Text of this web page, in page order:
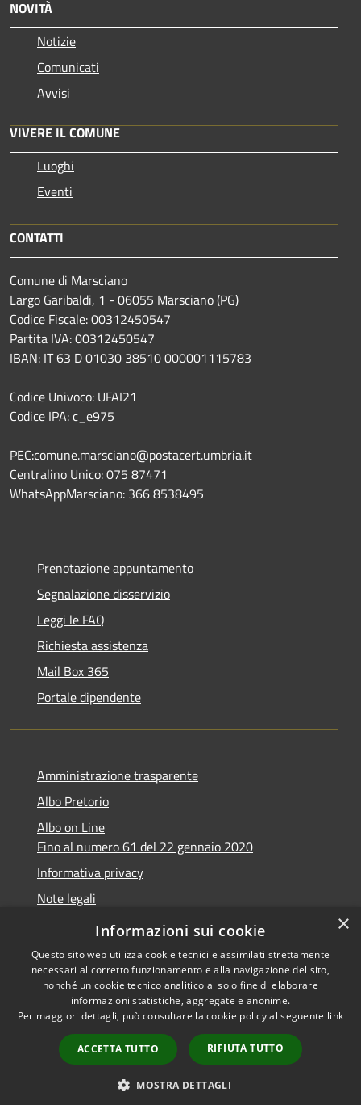
NOVITÀ
Notizie
Comunicati
Avvisi
VIVERE IL COMUNE
Luoghi
Eventi
CONTATTI
Comune di Marsciano
Largo Garibaldi, 1 - 06055 Marsciano (PG)
Codice Fiscale: 00312450547
Partita IVA: 00312450547
IBAN: IT 63 D 01030 38510 000001115783
Codice Univoco: UFAI21
Codice IPA: c_e975
PEC:comune.marsciano@postacert.umbria.it
Centralino Unico: 075 87471
WhatsAppMarsciano: 366 8538495
Prenotazione appuntamento
Segnalazione disservizio
Leggi le FAQ
Richiesta assistenza
Mail Box 365
Portale dipendente
Amministrazione trasparente
Albo Pretorio
Albo on Line
Fino al numero 61 del 22 gennaio 2020
Informativa privacy
Note legali
Dichiarazione di accessibilità
Accessibilità
Copyright © 2026 • Comune di
Marsciano • Powered by
Municipium•
Accesso
redazione
×
Informazioni sui cookie
Questo sito web utilizza cookie tecnici e assimilati strettamente
necessari al corretto funzionamento e alla navigazione del sito,
nonché un cookie tecnico analitico al solo fine di elaborare
informazioni statistiche, aggregate e anonime.
Per maggiori dettagli, può consultare la cookie policy al seguente link
ACCETTA TUTTO RIFIUTA TUTTO
MOSTRA DETTAGLI